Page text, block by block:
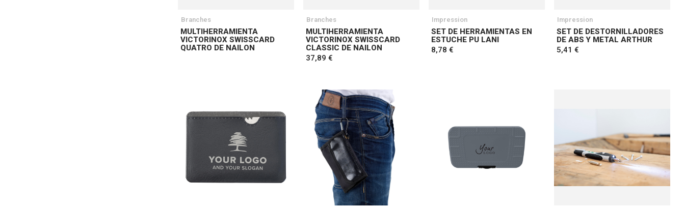
Branches
MULTIHERRAMIENTA
VICTORINOX SWISSCARD
QUATRO DE NAILON
Branches
MULTIHERRAMIENTA
VICTORINOX SWISSCARD
CLASSIC DE NAILON
37,89 €
Impression
SET DE HERRAMIENTAS EN
ESTUCHE PU LANI
8,78 €
Impression
SET DE DESTORNILLADORES
DE ABS Y METAL ARTHUR
5,41 €